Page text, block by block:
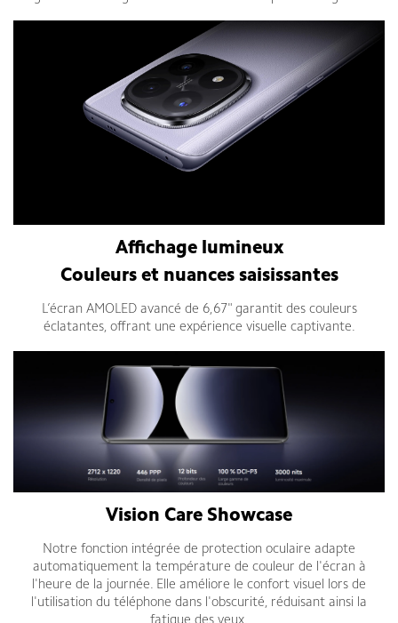
Affichage lumineux
Couleurs et nuances saisissantes
L’écran AMOLED avancé de 6,67" garantit des couleurs
éclatantes, offrant une expérience visuelle captivante.
Vision Care Showcase
Notre fonction intégrée de protection oculaire adapte
automatiquement la température de couleur de l'écran à
l'heure de la journée. Elle améliore le confort visuel lors de
l'utilisation du téléphone dans l'obscurité, réduisant ainsi la